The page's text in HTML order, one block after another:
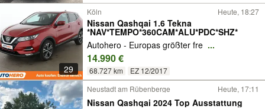
29
Köln Heute, 18:27
Nissan Qashqai 1.6 Tekna
*NAV*TEMPO*360CAM*ALU*PDC*SHZ*
Autohero - Europas größter fre ...
14.990 €
68.727 km EZ 12/2017
Neustadt am Rübenberge Heute, 17:11
Nissan Qashqai 2024 Top Ausstattung